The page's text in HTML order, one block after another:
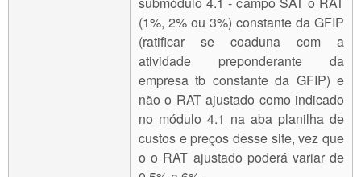
(1%, 2% ou 3%) constante da GFIP
(ratificar se coaduna com a
atividade preponderante da
empresa tb constante da GFIP) e
não o RAT ajustado como indicado
no módulo 4.1 na aba planilha de
custos e preços desse site, vez que
o o RAT ajustado poderá variar de